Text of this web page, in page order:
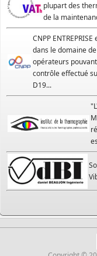
plupart des
de la
CNPP
dans le domaine
opérateurs
contrôle effectué
D19...